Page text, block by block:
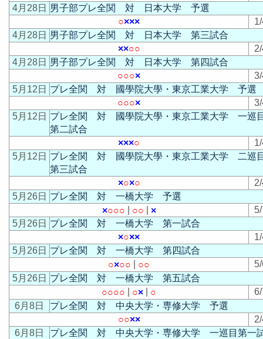
4月28日 男子部プレ全関 対 日本大学 予選
○×××
4月28日 男子部プレ全関 対 日本大学 第三試合
××○○
4月28日 男子部プレ全関 対 日本大学 第四試合
○○○×
5月12日 プレ全関 対 國學院大學・東京工業大学 予選
○○○×
5月12日 プレ全関 対 國學院大學・東京工業大学 一巡
第二試合
×××○
5月12日 プレ全関 対 國學院大學・東京工業大学 二巡
第三試合
×○×○
5月26日 プレ全関 対 一橋大学 予選
×○○○ ○○ ×
5月26日 プレ全関 対 一橋大学 第一試合
×○××
5月26日 プレ全関 対 一橋大学 第四試合
○×○○ ○○
5月26日 プレ全関 対 一橋大学 第五試合
○○○○ ○× ○
6月8日
プレ全関 対 中央大学・専修大学 予選
○○××
6月8日
プレ全関 対 中央大学・専修大学 一巡目第一